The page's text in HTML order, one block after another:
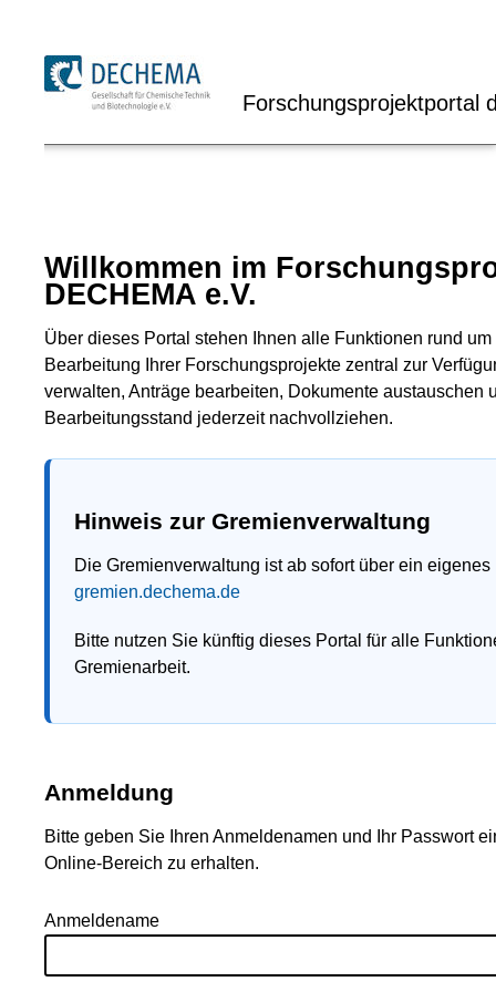
Forschungsprojektportal der
Willkommen im
DECHEMA e.V.
Über dieses Portal stehen Ihnen alle Funktionen rund um die
Bearbeitung Ihrer Forschungsprojekte zentral zur Verfügung.
verwalten, Anträge bearbeiten, Dokumente austauschen und
Bearbeitungsstand jederzeit nachvollziehen.
Hinweis zur Gremienverwaltung
Die Gremienverwaltung ist ab sofort über ein eigenes
gremien.dechema.de
Bitte nutzen Sie künftig dieses Portal für alle Funktionen
Gremienarbeit.
Anmeldung
Bitte geben Sie Ihren Anmeldenamen und Ihr Passwort ein,
Online-Bereich zu erhalten.
Anmeldename